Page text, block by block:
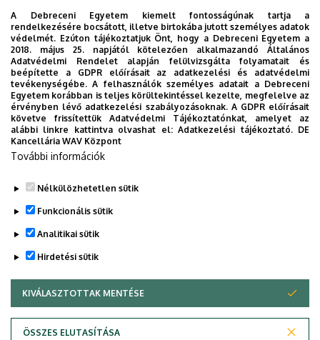
2026. augusztus 7.
Univerzum: A Debreceni Egyetem
titkos receptjei
KUTATÁS TUDOMÁNY
A Debreceni Egyetem kiemelt fontosságúnak tartja a
rendelkezésére bocsátott, illetve birtokába jutott személyes adatok
védelmét. Ezúton tájékoztatjuk Önt, hogy a Debreceni Egyetem a
2018. május 25. napjától kötelezően alkalmazandó Általános
Adatvédelmi Rendelet alapján felülvizsgálta folyamatait és
beépítette a GDPR előírásait az adatkezelési és adatvédelmi
tevékenységébe. A felhasználók személyes adatait a Debreceni
Egyetem korábban is teljes körültekintéssel kezelte, megfelelve az
érvényben lévő adatkezelési szabályozásoknak. A GDPR előírásait
követve frissítettük Adatvédelmi Tájékoztatónkat, amelyet az
alábbi linkre kattintva olvashat el:Adatkezelési tájékoztató. DE
Kancellária WAV Központ
További információk
Nélkülözhetetlen sütik
Funkcionális sütik
Analitikai sütik
Hirdetési sütik
KIVÁLASZTOTTAK MENTÉSE
ÖSSZES ELUTASÍTÁSA
WITHDRAW CONSENT